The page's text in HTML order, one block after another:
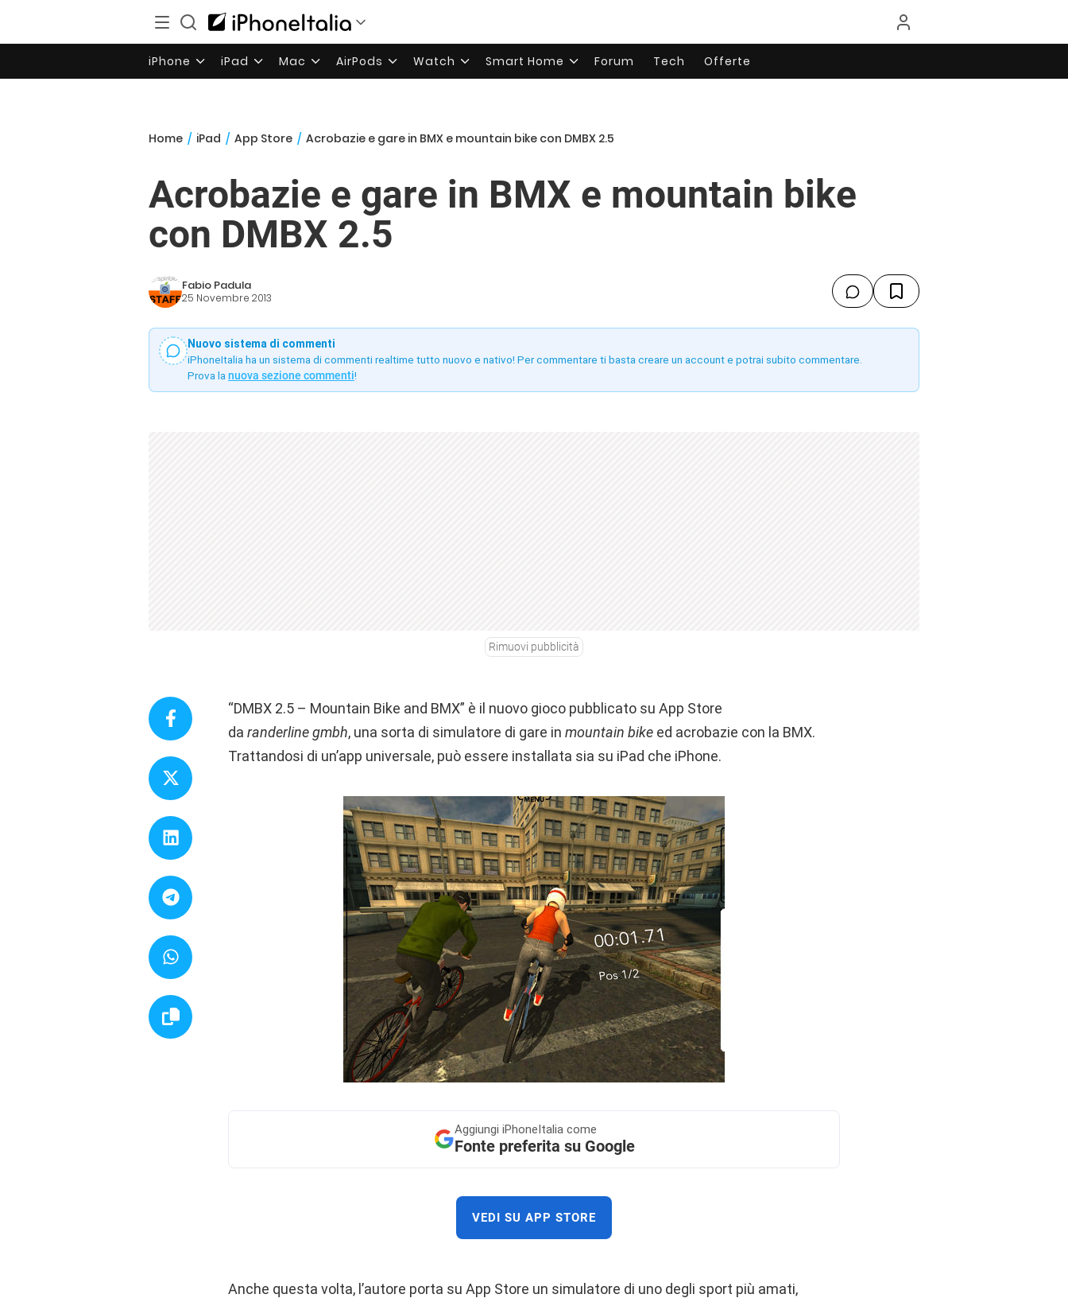
iPhone iPad Mac AirPods Watch Smart Home Forum Tech Offerte
Home / iPad / App Store / Acrobazie e gare in BMX e mountain bike con DMBX 2.5
Acrobazie e gare in BMX e mountain bike
con DMBX 2.5
Fabio Padula
25 Novembre 2013
Nuovo sistema di commenti
iPhoneItalia ha un sistema di commenti realtime tutto nuovo e nativo! Per commentare ti basta creare un account e potrai subito commentare.
Prova la nuova sezione commenti!
Rimuovi pubblicità
“DMBX 2.5 – Mountain Bike and BMX” è il nuovo gioco pubblicato su App Store
da randerlinegmbh, una sorta di simulatore di gare in mountain bike ed acrobazie con la BMX.
Trattandosi di un’app universale, può essere installata sia su iPad che iPhone.
Aggiungi iPhoneItalia come
Fonte preferita su Google
VEDI SU APP STORE
Anche questa volta, l’autore porta su App Store un simulatore di uno degli sport più amati,